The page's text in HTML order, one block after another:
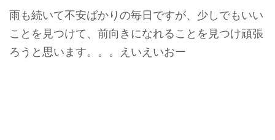
雨も続いて不安ばかりの毎日ですが、少しでもいい
ことを見つけて、前向きになれることを見つけ頑張
ろうと思います。。。えいえいおー